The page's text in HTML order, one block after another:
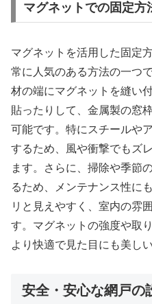
マグネットでの固定方
マグネットを活用した固定
常に人気のある方法の一つ
材の端にマグネットを縫い
貼ったりして、金属製の窓
可能です。特にスチールや
するため、風や衝撃でもズ
ます。さらに、掃除や季節
るため、メンテナンス性に
リと見えやすく、室内の雰
す。マグネットの強度や取
より快適で見た目にも美し
安全・安心な網戸の